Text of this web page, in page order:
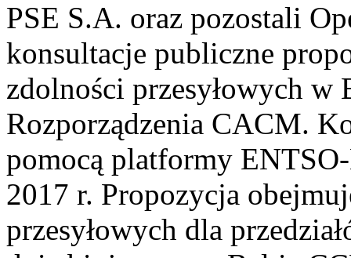
PSE S.A. oraz pozostali
konsultacje publiczne
zdolności przesyłowych
Rozporządzenia CACM.
pomocą platformy
2017 r. Propozycja
przesyłowych dla